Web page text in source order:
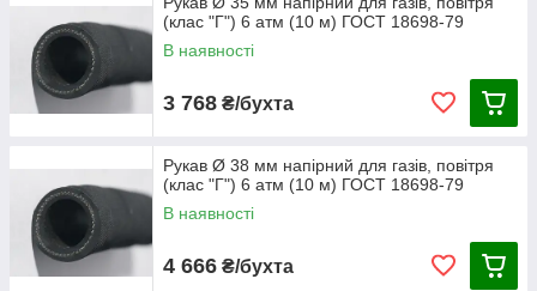
(клас "Г") 6 атм (10 м) ГОСТ 18698-79
В наявності
3 768 ₴/бухта
Рукав Ø 38 мм напірний для газів, повітря
(клас "Г") 6 атм (10 м) ГОСТ 18698-79
В наявності
4 666 ₴/бухта